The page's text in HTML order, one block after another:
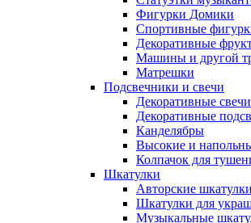
Фигурки Домики
Спортивные
Декоративные
Машины и другой
Матрешки
Подсвечники и свечи
Декоративные свечи
Декоративные
Канделябры
Высокие и
Колпачок для
Шкатулки
Авторские шкатулки
Шкатулки для
Музыкальные